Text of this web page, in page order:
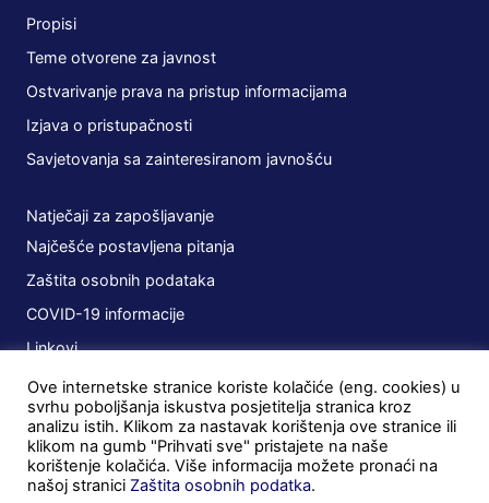
Propisi
Teme otvorene za javnost
Ostvarivanje prava na pristup informacijama
Izjava o pristupačnosti
Savjetovanja sa zainteresiranom javnošću
Natječaji za zapošljavanje
Najčešće postavljena pitanja
Zaštita osobnih podataka
COVID-19 informacije
Linkovi
Planovi
Javna nabava
Ugovori
Ove internetske stranice koriste kolačiće (eng. cookies) u
svrhu poboljšanja iskustva posjetitelja stranica kroz
analizu istih. Klikom za nastavak korištenja ove stranice ili
klikom na gumb "Prihvati sve" pristajete na naše
korištenje kolačića. Više informacija možete pronaći na
našoj stranici Zaštita osobnih podatka.